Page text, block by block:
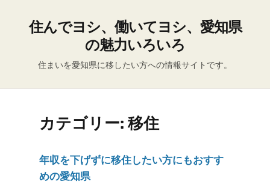
住んでヨシ、働いてヨシ、愛知県
の魅力いろいろ
住まいを愛知県に移したい方への情報サイトです。
カテゴリー: 移住
年収を下げずに移住したい方にもおすす
めの愛知県